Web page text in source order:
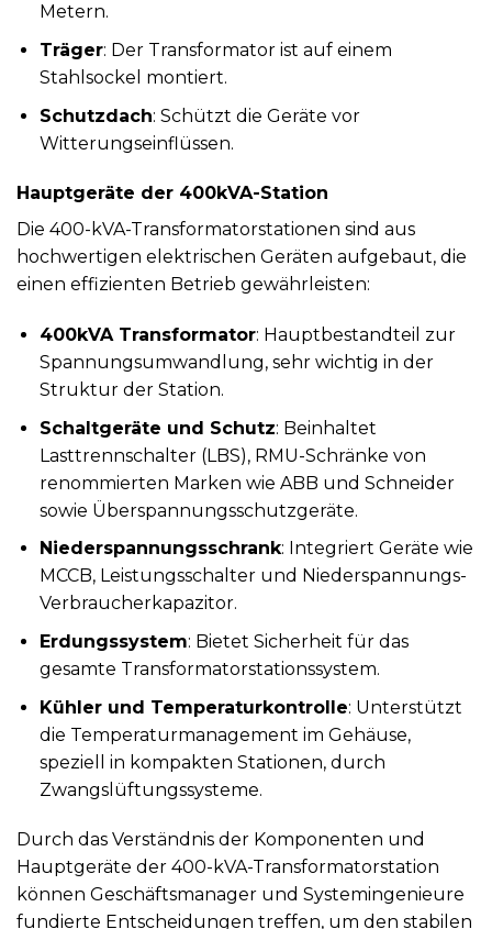
Metern.
Träger: Der Transformator ist auf einem
Stahlsockel montiert.
Schutzdach: Schützt die Geräte vor
Witterungseinflüssen.
Hauptgeräte der 400kVA-Station
Die 400-kVA-Transformatorstationen sind aus
hochwertigen elektrischen Geräten aufgebaut, die
einen effizienten Betrieb gewährleisten:
400kVA Transformator: Hauptbestandteil zur
Spannungsumwandlung, sehr wichtig in der
Struktur der Station.
Schaltgeräte und Schutz: Beinhaltet
Lasttrennschalter (LBS), RMU-Schränke von
renommierten Marken wie ABB und Schneider
sowie Überspannungsschutzgeräte.
Niederspannungsschrank: Integriert Geräte wie
MCCB, Leistungsschalter und Niederspannungs-
Verbraucherkapazitor.
Erdungssystem: Bietet Sicherheit für das
gesamte Transformatorstationssystem.
Kühler und Temperaturkontrolle: Unterstützt
die Temperaturmanagement im Gehäuse,
speziell in kompakten Stationen, durch
Zwangslüftungssysteme.
Durch das Verständnis der Komponenten und
Hauptgeräte der 400-kVA-Transformatorstation
können Geschäftsmanager und Systemingenieure
fundierte Entscheidungen treffen, um den stabilen